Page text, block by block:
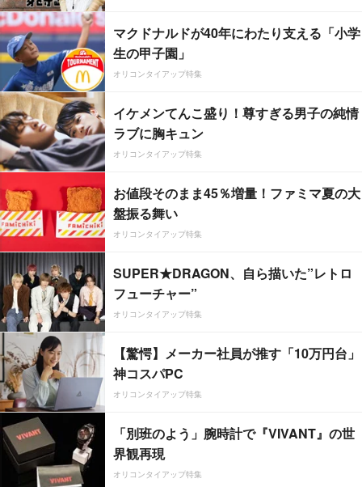
マクドナルドが40年にわたり支える「小学
生の甲子園」
オリコンタイアップ特集
イケメンてんこ盛り！尊すぎる男子の純情
ラブに胸キュン
オリコンタイアップ特集
お値段そのまま45％増量！ファミマ夏の大
盤振る舞い
オリコンタイアップ特集
SUPER★DRAGON、自ら描いた”レトロ
フューチャー”
オリコンタイアップ特集
【驚愕】メーカー社員が推す「10万円台」
神コスパPC
オリコンタイアップ特集
「別班のよう」腕時計で『VIVANT』の世
界観再現
オリコンタイアップ特集